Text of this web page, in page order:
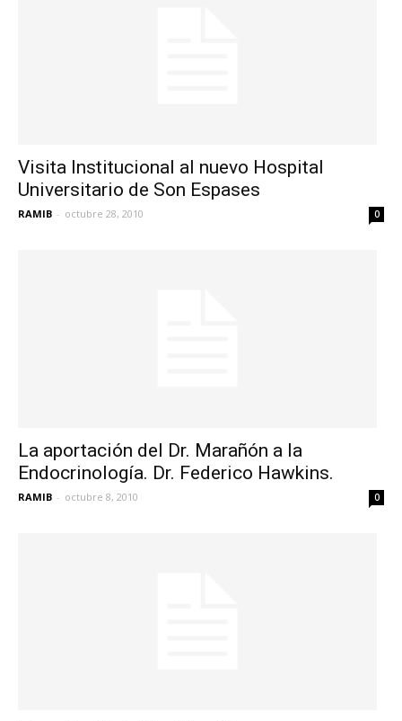
Visita Institucional al nuevo Hospital
Universitario de Son Espases
RAMIB - octubre 28, 2010 0
La aportación del Dr. Marañón a la
Endocrinología. Dr. Federico Hawkins.
RAMIB - octubre 8, 2010 0